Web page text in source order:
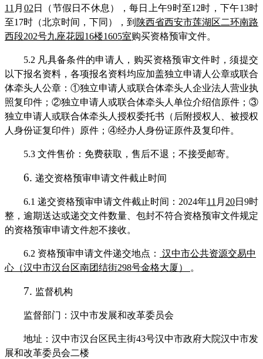
11 月 02 日 （节假日不休息），每日上午9时至12时，下午13时
至17时（北京时间，下同），到 陕西省西安市莲湖区二环南路
西段202号九座花园16楼1605室购买资格预审文件。
5.2 凡具备条件的申请人，购买资格预审文件时，须提交
以下报名资料 ， 各项报名资料均应加盖独立申请人公章或联合
体牵头人公章 ： ①独立申请人 或联合体牵头人 企业法人营业执
照复印件 ； ②独立申请人 或联合体牵头人 单位介绍信原件 ； ③
独立申请人 或联合体牵头人 授权委托书 （ 后附授权人、被授权
人身份证复印件）原件 ； ④经办人身份证原件及复印件。
5.3 文件售价：免费获取 ，售后不退；不接受邮寄。
6. 递交资格预审申请文件截止时间
6.1 递交资格预审申请文件截止时间： 2024年11 月 20日 9时
整，逾期送达或递交文件数量、包封不符合资格预审文件规定
的资格预审申请文件恕不接收。
6.2 资格预审申请文件递交地点 ：
汉中市公共资源交易中
心（汉中市汉台区南团结街298号金格大厦） 。
7. 监督机构
监督部门： 汉中市发展和改革委员会
地址： 汉中市汉台区民主街43号汉中市政府大院汉中市发
展和改革委员会二楼